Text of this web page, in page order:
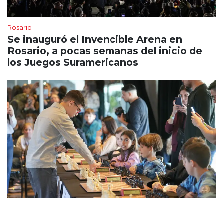
Rosario
Se inauguró el Invencible Arena en
Rosario, a pocas semanas del inicio de
los Juegos Suramericanos